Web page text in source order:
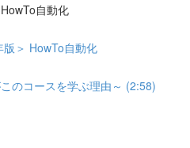
自動化
版＞ HowTo自動化
のコースを学ぶ理由～ (2:58)